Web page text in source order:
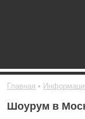
Главная
Шоурум в